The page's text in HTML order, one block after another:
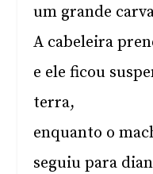
um grande
A cabeleira
e ele ficou
terra,
enquanto o
seguiu para